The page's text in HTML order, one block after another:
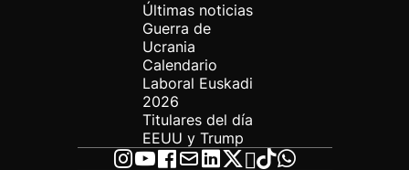
Últimas noticias
Guerra de
Ucrania
Calendario
Laboral Euskadi
2026
Titulares del día
EEUU y Trump